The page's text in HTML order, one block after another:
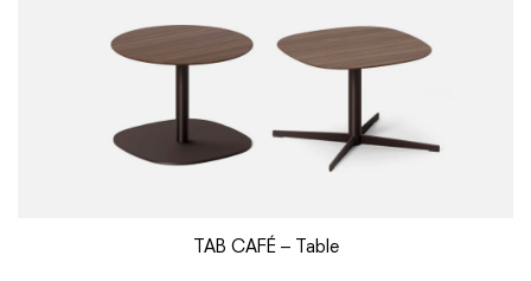
TAB CAFÉ – Table